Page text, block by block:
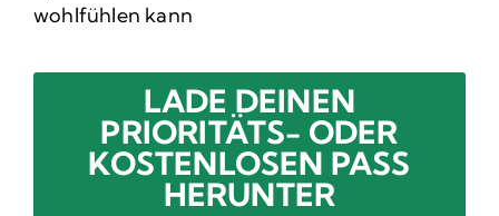
wohlfühlen kann
LADE DEINEN
PRIORITÄTS- ODER
KOSTENLOSEN PASS
HERUNTER